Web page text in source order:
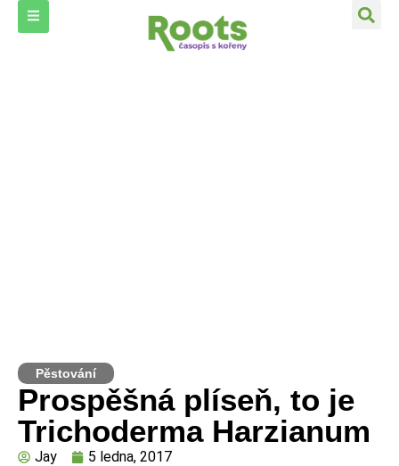
Pěstování
Prospěšná plíseň, to je
Trichoderma Harzianum
Jay 5 ledna, 2017